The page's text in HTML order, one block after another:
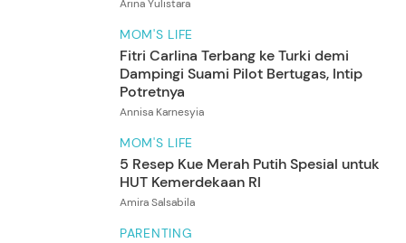
Arina Yulistara
MOM'S LIFE
Fitri Carlina Terbang ke Turki demi
Dampingi Suami Pilot Bertugas, Intip
Potretnya
Annisa Karnesyia
MOM'S LIFE
5 Resep Kue Merah Putih Spesial untuk
HUT Kemerdekaan RI
Amira Salsabila
PARENTING